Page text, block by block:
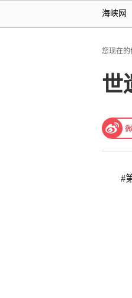
海峡网
您现在的
世
#